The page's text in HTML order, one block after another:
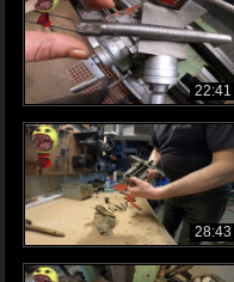
22:41
28:43